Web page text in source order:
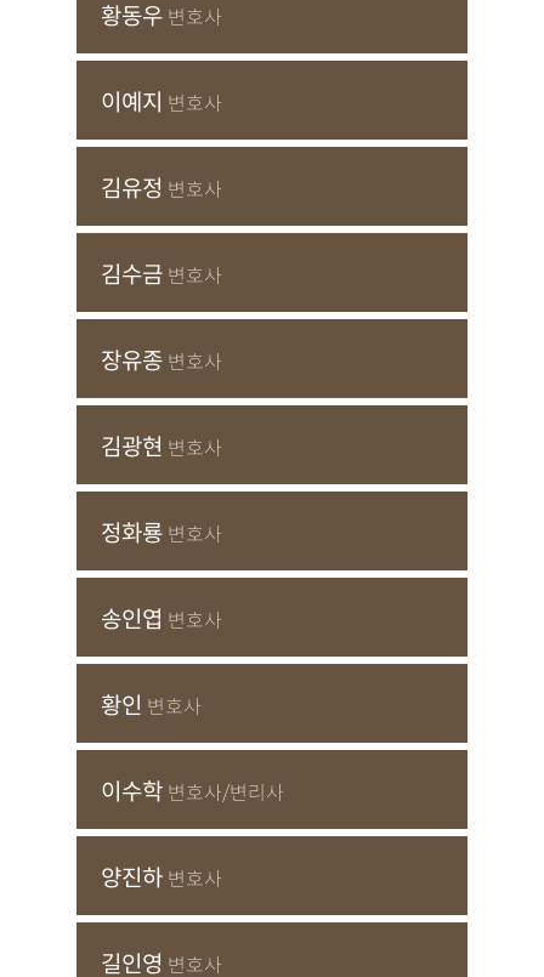
황동우 변호사
이예지 변호사
김유정 변호사
김수금 변호사
장유종 변호사
김광현 변호사
정화룡 변호사
송인엽 변호사
황인 변호사
이수학 변호사/변리사
양진하 변호사
길인영 변호사